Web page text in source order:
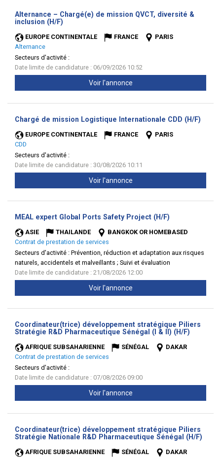
Alternance – Chargé(e) de mission QVCT, diversité &
inclusion (H/F)
EUROPE CONTINENTALE FRANCE
PARIS
Alternance
Secteurs d'activité :
Date limite de candidature : 06/09/2026 10:52
Voir l'annonce
Chargé de mission Logistique Internationale CDD (H/F)
EUROPE CONTINENTALE FRANCE
PARIS
CDD
Secteurs d'activité :
Date limite de candidature : 30/08/2026 10:11
Voir l'annonce
MEAL expert Global Ports Safety Project (H/F)
ASIE THAILANDE
BANGKOK OR HOMEBASED
Contrat de prestation de services
Secteurs d'activité : Prévention, réduction et adaptation aux risques
naturels, accidentels et malveillants ; Suivi et évaluation
Date limite de candidature : 21/08/2026 12:00
Voir l'annonce
Coordinateur(trice) développement stratégique Piliers
Stratégie R&D Pharmaceutique Sénégal (I & II) (H/F)
AFRIQUE SUBSAHARIENNE SÉNÉGAL
DAKAR
Contrat de prestation de services
Secteurs d'activité :
Date limite de candidature : 07/08/2026 09:00
Voir l'annonce
Coordinateur(trice) développement stratégique Piliers
Stratégie Nationale R&D Pharmaceutique Sénégal (H/F)
AFRIQUE SUBSAHARIENNE SÉNÉGAL
DAKAR